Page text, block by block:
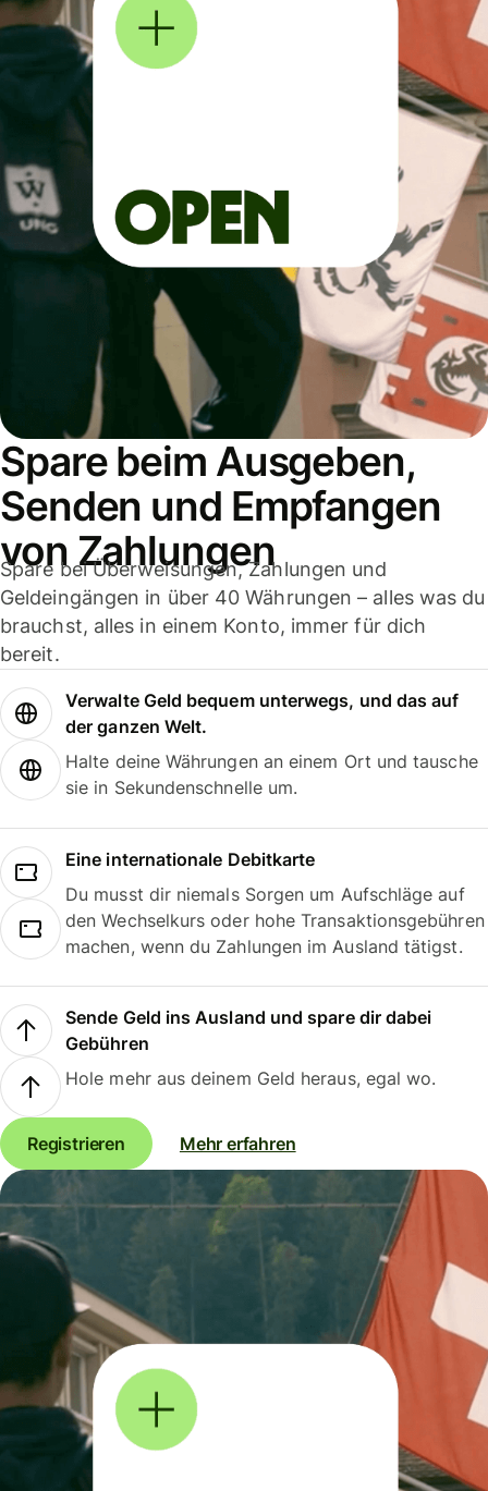
Spare beim Ausgeben,
Senden und Empfangen
von Zahlungen
Spare bei Überweisungen, Zahlungen und
Geldeingängen in über 40 Währungen – alles was du
brauchst, alles in einem Konto, immer für dich
bereit.
Verwalte Geld bequem unterwegs, und das auf
der ganzen Welt.
Halte deine Währungen an einem Ort und tausche
sie in Sekundenschnelle um.
Eine internationale Debitkarte
Du musst dir niemals Sorgen um Aufschläge auf
den Wechselkurs oder hohe Transaktionsgebühren
machen, wenn du Zahlungen im Ausland tätigst.
Sende Geld ins Ausland und spare dir dabei
Gebühren
Hole mehr aus deinem Geld heraus, egal wo.
Registrieren Mehr erfahren